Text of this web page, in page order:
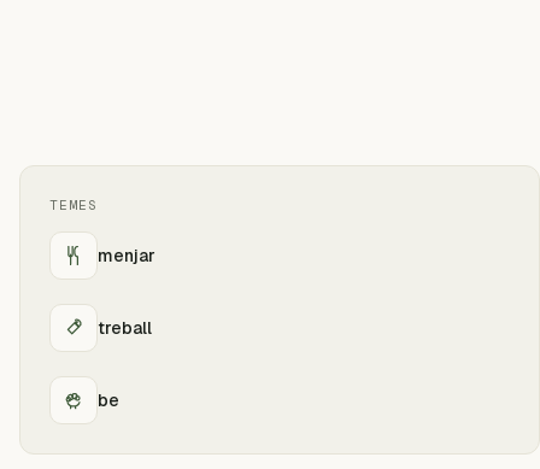
TEMES
menjar
treball
be